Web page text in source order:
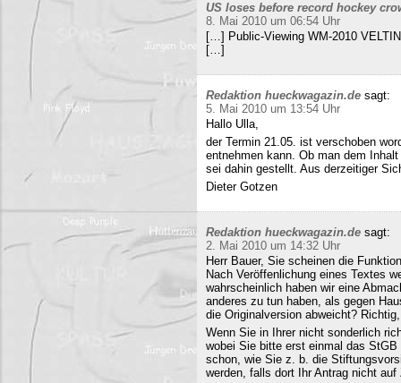
US loses before record hockey
8. Mai 2010 um 06:54 Uhr
[…] Public-Viewing WM-2010
[…]
Redaktion hueckwagazin.de sagt:
5. Mai 2010 um 13:54 Uhr
Hallo Ulla,
der Termin 21.05. ist verschoben
entnehmen kann. Ob man dem
sei dahin gestellt. Aus derzeitiger
Dieter Gotzen
Redaktion hueckwagazin.de sagt:
2. Mai 2010 um 14:32 Uhr
Herr Bauer, Sie scheinen die
Nach Veröffenlichung eines Textes
wahrscheinlich haben wir eine
anderes zu tun haben, als gegen
die Originalversion abweicht?
Wenn Sie in Ihrer nicht sonderlich
wobei Sie bitte erst einmal das
schon, wie Sie z. b. die
werden, falls dort Ihr Antrag nicht